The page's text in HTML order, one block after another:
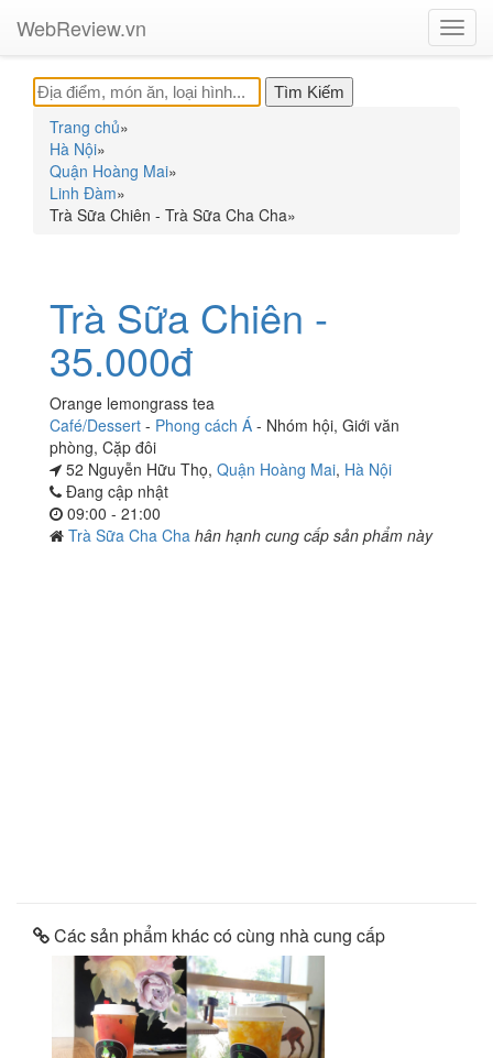
WebReview.vn
Trang chủ»
Hà Nội»
Quận Hoàng Mai»
Linh Đàm»
Trà Sữa Chiên - Trà Sữa Cha Cha»
Trà Sữa Chiên -
35.000đ
Orange lemongrass tea
Café/Dessert - Phong cách Á - Nhóm hội, Giới văn
phòng, Cặp đôi
52 Nguyễn Hữu Thọ, Quận Hoàng Mai, Hà Nội
Đang cập nhật
09:00 - 21:00
Trà Sữa Cha Cha hân hạnh cung cấp sản phẩm này
Các sản phẩm khác có cùng nhà cung cấp